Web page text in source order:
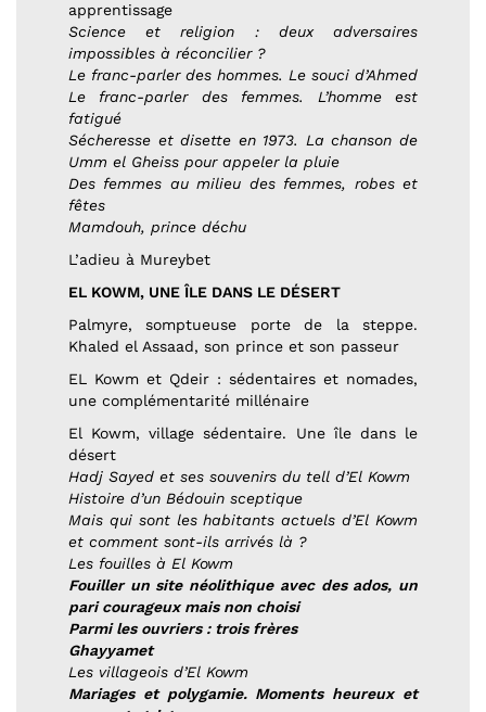
apprentissage
Science et religion : deux adversaires
impossibles à réconcilier ?
Le franc-parler des hommes. Le souci d’Ahmed
Le franc-parler des femmes. L’homme est
fatigué
Sécheresse et disette en 1973. La chanson de
Umm el Gheiss pour appeler la pluie
Des femmes au milieu des femmes, robes et
fêtes
Mamdouh, prince déchu
L’adieu à Mureybet
EL KOWM, UNE ÎLE DANS LE DÉSERT
Palmyre, somptueuse porte de la steppe.
Khaled el Assaad, son prince et son passeur
EL Kowm et Qdeir : sédentaires et nomades,
une complémentarité millénaire
El Kowm, village sédentaire. Une île dans le
désert
Hadj Sayed et ses souvenirs du tell d’El Kowm
Histoire d’un Bédouin sceptique
Mais qui sont les habitants actuels d’El Kowm
et comment sont-ils arrivés là ?
Les fouilles à El Kowm
Fouiller un site néolithique avec des ados, un
pari courageux mais non choisi
Parmi les ouvriers : trois frères
Ghayyamet
Les villageois d’El Kowm
Mariages et polygamie. Moments heureux et